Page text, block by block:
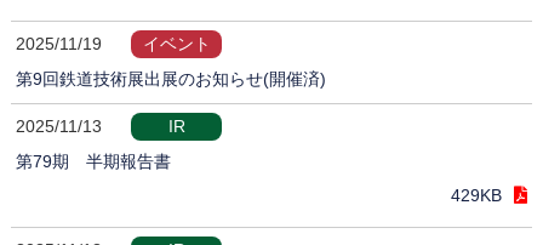
2025/11/19
イベント
第9回鉄道技術展出展のお知らせ(開催済)
2025/11/13
IR
第79期 半期報告書
429KB